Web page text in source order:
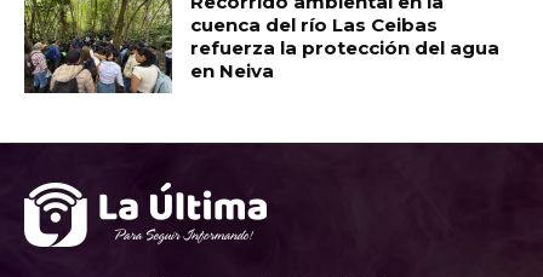
cuenca del río Las Ceibas
refuerza la protección del agua
en Neiva